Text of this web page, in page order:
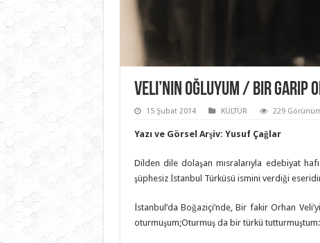
Veli’nin Oğluyum / Bir Garip
15 Şubat 2014 KÜLTÜR 229
Yazı ve Görsel Arşiv: Yusuf Çağlar
Dilden dile dolaşan mısralarıyla edebiyat
şüphesiz İstanbul Türküsü ismini verdiği
İstanbul’da Boğaziçi’nde, Bir fakir Orhan
oturmuşum;Oturmuş da bir türkü tutturmuştum: